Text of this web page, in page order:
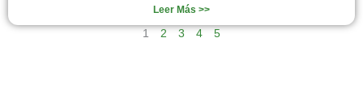
Leer Más >>
1 2 3 4 5